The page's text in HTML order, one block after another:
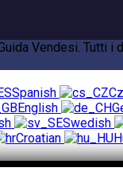
Vendesi. Tutti i
Spanish
English
Swedish
Croatian